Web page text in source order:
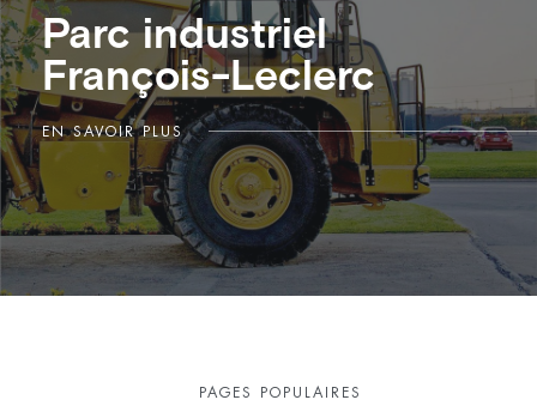
Parc industriel
François-Leclerc
EN SAVOIR PLUS
PAGES POPULAIRES